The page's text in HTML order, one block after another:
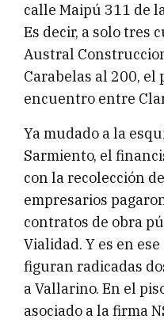
calle Maipú 311 de
Es decir, a solo tres
Austral
Carabelas al 200,
encuentro entre
Ya mudado a la
Sarmiento, el
con la recolección
empresarios
contratos de obra
Vialidad. Y es en
figuran radicadas
a Vallarino. En el
asociado a la firma